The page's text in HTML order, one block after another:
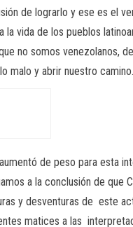
de lograrlo y ese es el
vida de los pueblos
no somos venezolanos,
malo y abrir nuestro camino.
de peso para esta
a la conclusión de
y desventuras de este
matices a las